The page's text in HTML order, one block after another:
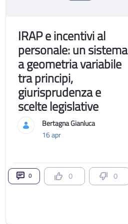
IRAP e incentivi al
personale: un sistema
a geometria variabile
tra principi,
giurisprudenza e
scelte legislative
Bertagna Gianluca
16 apr
0 0 0